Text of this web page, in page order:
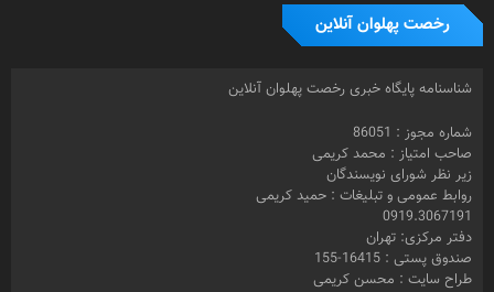
رخصت پهلوان آنلاین
شناسنامه پایگاه خبری رخصت پهلوان آنلاین
شماره مجوز : 86051
صاحب امتیاز : محمد کریمی
زیر نظر شورای نویسندگان
روابط عمومی و تبلیغات : حمید کریمی
0919.3067191
دفتر مرکزی: تهران
صندوق پستی : 16415-155
طراح سایت : محسن کریمی